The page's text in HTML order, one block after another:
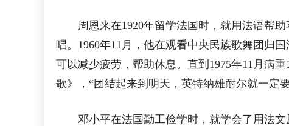
周恩来在1920年留学法国时，就用法语帮助
唱。1960年11月，他在观看中央民族歌舞团归
可以减少疲劳，帮助休息。直到1975年11月病
歌》，“团结起来到明天，英特纳雄耐尔就一定
邓小平在法国勤工俭学时，就学会了用法文